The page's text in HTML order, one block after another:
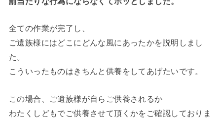
全ての作業が完了し、
ご遺族様にはどこにどんな風にあったかを説明しまし
た。
こういったものはきちんと供養をしてあげたいです。
この場合、ご遺族様が自らご供養されるか
わたくしどもでご供養させて頂くかをご確認しておりま